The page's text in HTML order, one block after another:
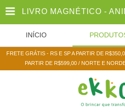
INÍCIO
FRETE GRÁTIS - RS E SP A PARTIR DE
PARTIR DE R$599,00 / NORTE E